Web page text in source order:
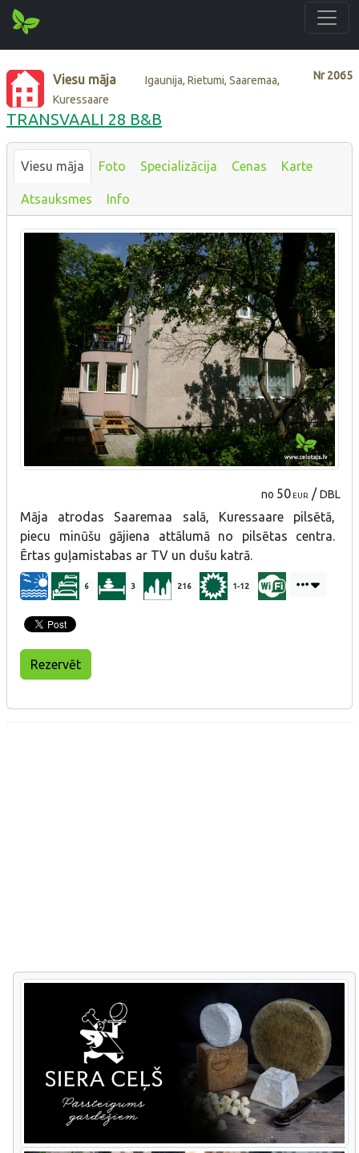
Nr2065
Viesu māja
Igaunija, Rietumi, Saaremaa,
Kuressaare
TRANSVAALI 28 B&B
Viesu māja Foto Specializācija Cenas Karte
Atsauksmes Info
no 50 EUR /DBL
Māja atrodas Saaremaa salā, Kuressaare pilsētā,
piecu minūšu gājiena attālumā no pilsētas centra.
Ērtas guļamistabas ar TV un dušu katrā.
6 3 216 1-12
Rezervēt